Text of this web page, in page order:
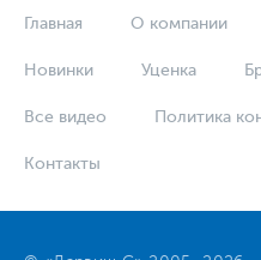
Главная О компании
Новинки Уценка
Все видео Политика
Контакты